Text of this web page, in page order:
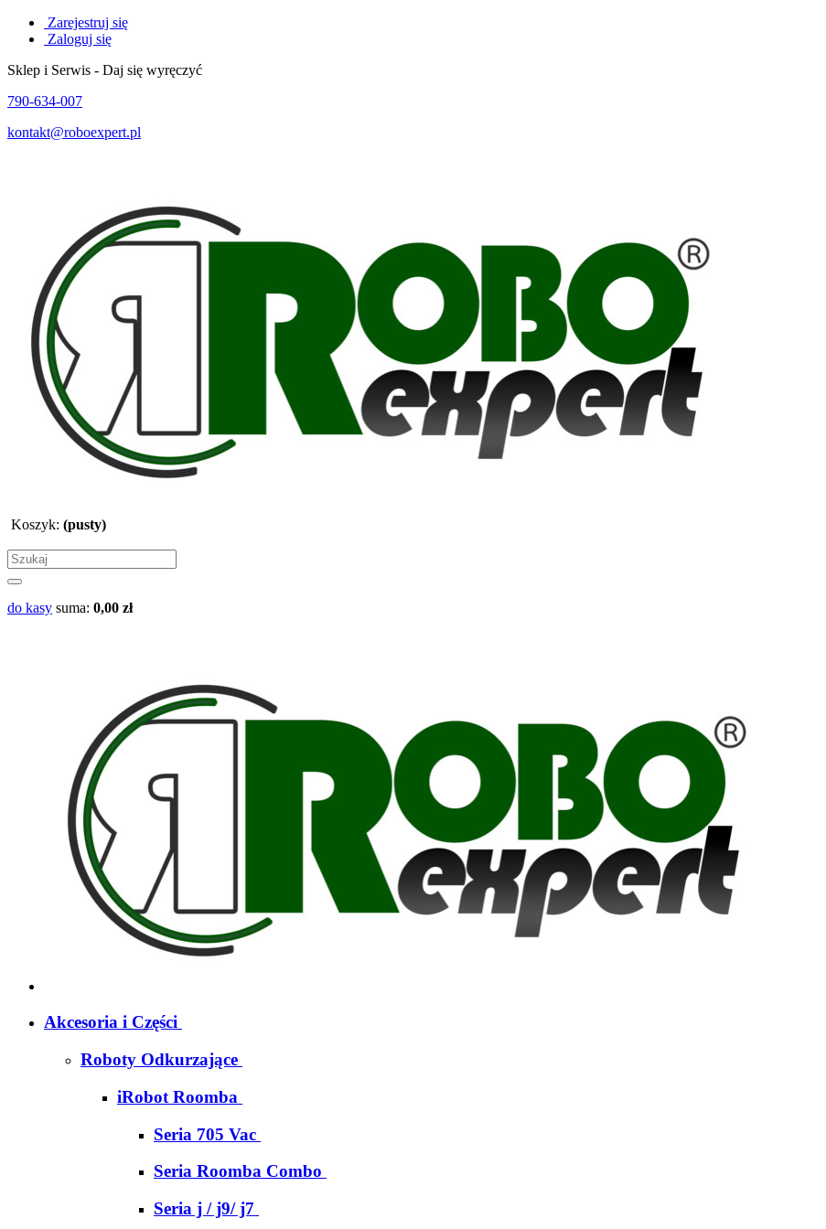
Zarejestruj się
Zaloguj się
Sklep i Serwis - Daj się wyręczyć
790-634-007
kontakt@roboexpert.pl
Koszyk: (pusty)
do kasy suma: 0,00 zł
Akcesoria i Części
Roboty Odkurzające
iRobot Roomba
Seria 705 Vac
Seria Roomba Combo
Seria j / j9/ j7